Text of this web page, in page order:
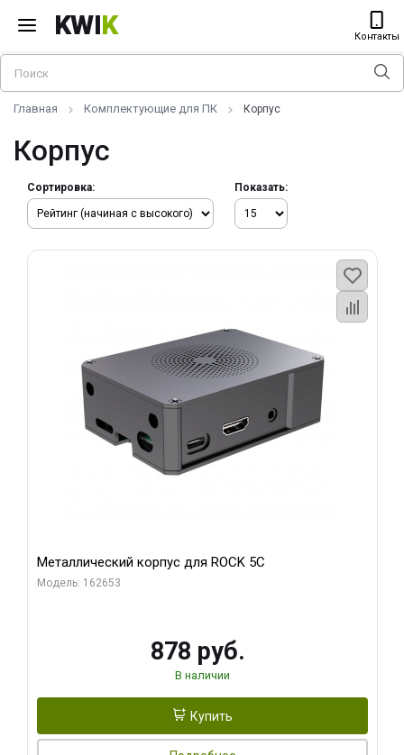
KWIK Контакты
Главная Комплектующие для ПК Корпус
Корпус
Сортировка: Показать:
Металлический корпус для ROCK 5C
Модель: 162653
878 руб.
В наличии
Купить